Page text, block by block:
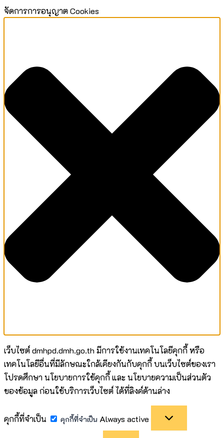
จัดการการอนุญาต Cookies
เว็บไซต์ dmhpd.dmh.go.th มีการใช้งานเทคโนโลยีคุกกี้ หรือ
เทคโนโลยีอื่นที่มีลักษณะใกล้เคียงกันกับคุกกี้ บนเว็บไซต์ของเรา
โปรดศึกษา นโยบายการใช้คุกกี้ และ นโยบายความเป็นส่วนตัว
ของข้อมูล ก่อนใช้บริการเว็บไซต์ ได้ที่ลิงค์ด้านล่าง
คุกกี้ที่จำเป็น คุกกี้ที่จำเป็น Always active